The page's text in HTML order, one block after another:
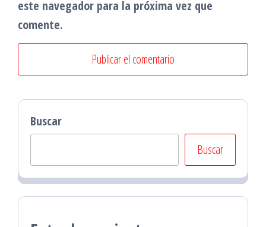
este navegador para la próxima vez que
comente.
Buscar
Buscar